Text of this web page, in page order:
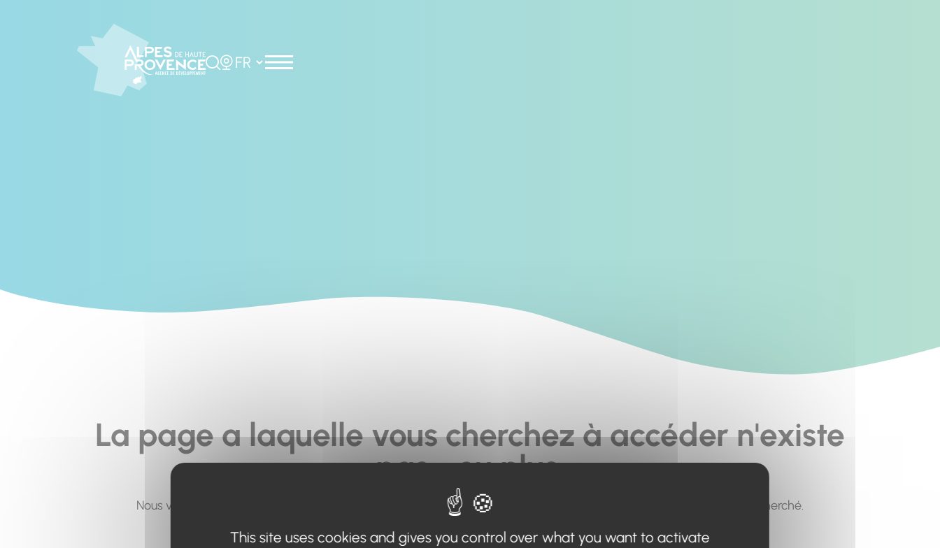
Rechercher
Choisir la langue
La page a laquelle vous cherchez à accéder n'existe
pas... ou plus.
Nous vous invitons à utiliser le moteur de recherche en haut de page, ou à utiliser le menu pour trouver le contenu recherché.
Retour à l'accueil
This site uses cookies and gives you control over what you want to activate